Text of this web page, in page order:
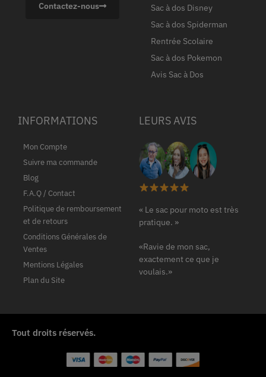
Contactez-nous
Sac à dos Disney
Sac à dos Spiderman
Rentrée Scolaire
Sac à dos Pokemon
Avis Sac à Dos
INFORMATIONS
Mon Compte
Suivre ma commande
Blog
F.A.Q / Contact
Politique de remboursement
et de retours
Conditions Générales de
Ventes
Mentions Légales
Plan du Site
LEURS AVIS
« Le sac pour moto est très
pratique. »
«Ravie de mon sac,
exactement ce que je
voulais.»
Tout droits réservés.